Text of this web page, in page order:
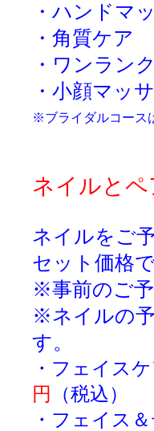
・ハンドマ
・角質ケア
・ワンラン
・小顔マッ
※ブライダルコース
ネイルと
ネイルをご
セット価格
※事前のご予
※ネイルの
す。
・フェイス
円
（税込）
・フェイス